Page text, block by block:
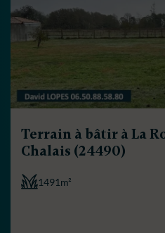
Terrain à bâtir à La
Chalais (24490)
1491m²